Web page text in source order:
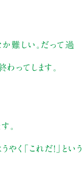
難しい。だって過
ってします。
。
く「これだ！」という